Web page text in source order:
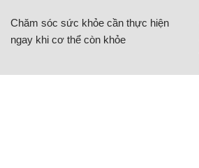
Chăm sóc sức khỏe cần thực hiện
ngay khi cơ thể còn khỏe